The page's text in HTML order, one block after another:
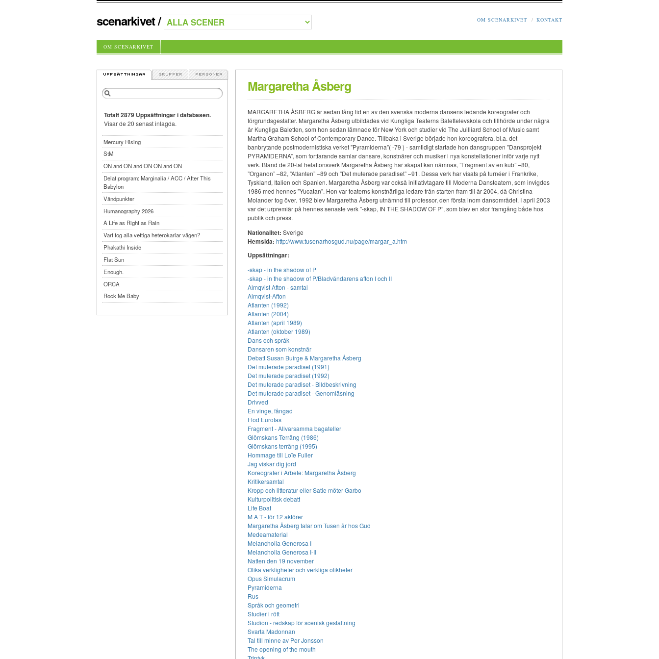
scenarkivet/ OM SCENARKIVET / KONTAKT
OM SCENARKIVET
Margaretha Åsberg
MARGARETHA ÅSBERG är sedan lång tid en av den svenska moderna dansens ledande koreografer och
förgrundsgestalter. Margaretha Åsberg utbildades vid Kungliga Teaterns Balettelevskola och tillhörde under några
år Kungliga Baletten, som hon sedan lämnade för New York och studier vid The Juilliard School of Music samt
Martha Graham School of Contemporary Dance. Tillbaka i Sverige började hon koreografera, bl.a. det
banbrytande postmodernistiska verket ”Pyramiderna”( -79 ) - samtidigt startade hon dansgruppen ”Dansprojekt
PYRAMIDERNA”, som fortfarande samlar dansare, konstnärer och musiker i nya konstellationer inför varje nytt
verk. Bland de 20-tal helaftonsverk Margaretha Åsberg har skapat kan nämnas, ”Fragment av en kub” –80,
”Organon” –82, ”Atlanten” –89 och ”Det muterade paradiset” –91. Dessa verk har visats på turnéer i Frankrike,
Tyskland, Italien och Spanien. Margaretha Åsberg var också initiativtagare till Moderna Dansteatern, som invigdes
1986 med hennes ”Yucatan”. Hon var teaterns konstnärliga ledare från starten fram till år 2004, då Christina
Molander tog över. 1992 blev Margaretha Åsberg utnämnd till professor, den första inom dansområdet. I april 2003
var det urpremiär på hennes senaste verk ”-skap, IN THE SHADOW OF P”, som blev en stor framgång både hos
publik och press.
Nationalitet: Sverige
Hemsida: http://www.tusenarhosgud.nu/page/margar_a.htm
Uppsättningar:
-skap - in the shadow of P
-skap - in the shadow of P/Bladvändarens afton I och II
Almqvist Afton - samtal
Almqvist-Afton
Atlanten (1992)
Atlanten (2004)
Atlanten (april 1989)
Atlanten (oktober 1989)
Dans och språk
Dansaren som konstnär
Debatt Susan Buirge & Margaretha Åsberg
Det muterade paradiset (1991)
Det muterade paradiset (1992)
Det muterade paradiset - Bildbeskrivning
Det muterade paradiset - Genomläsning
Drivved
En vinge, fångad
Flod Eurotas
Fragment - Allvarsamma bagateller
Glömskans Terräng (1986)
Glömskans terräng (1995)
Hommage till Loïe Fuller
Jag viskar dig jord
Koreografer i Arbete: Margaretha Åsberg
Kritikersamtal
Kropp och litteratur eller Satie möter Garbo
Kulturpolitisk debatt
Life Boat
M A T - för 12 aktörer
Margaretha Åsberg talar om Tusen år hos Gud
Medeamaterial
Melancholia Generosa I
Melancholia Generosa I-II
Natten den 19 november
Olika verkligheter och verkliga olikheter
Opus Simulacrum
Pyramiderna
Rus
Språk och geometri
Studier i rött
Studion - redskap för scenisk gestaltning
Svarta Madonnan
Tal till minne av Per Jonsson
The opening of the mouth
Totalt 2879 Uppsättningar i databasen.
Visar de 20 senast inlagda.
Mercury Rising
StM
ON and ON and ON ON and ON
Delat program: Marginalia / ACC / After This
Babylon
Vändpunkter
Humanography 2026
A Life as Right as Rain
Vart tog alla vettiga heterokarlar vägen?
Phakathi Inside
Flat Sun
Enough.
ORCA
Rock Me Baby